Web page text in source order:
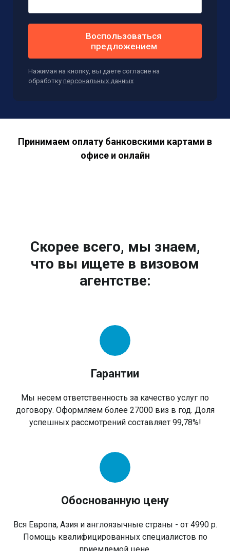
Воспользоваться
предложением
Нажимая на кнопку, вы даете согласие на
обработку персональных данных
Принимаем оплату банковскими картами в
офисе и онлайн
Скорее всего, мы знаем,
что вы ищете в визовом
агентстве:
Гарантии
Мы несем ответственность за качество услуг по
договору. Оформляем более 27000 виз в год. Доля
успешных рассмотрений составляет 99,78%!
Обоснованную цену
Вся Европа, Азия и англоязычные страны - от 4990 р.
Помощь квалифицированных специалистов по